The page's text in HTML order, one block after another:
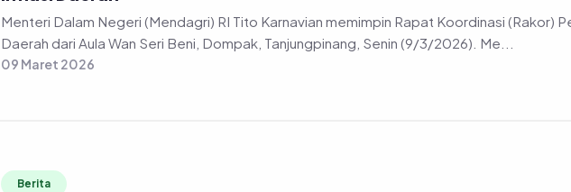
Menteri Dalam Negeri (Mendagri) RI Tito Karnavian memimpin Rapat Koordinasi (Rakor)
Daerah dari Aula Wan Seri Beni, Dompak, Tanjungpinang, Senin (9/3/2026). Me...
09 Maret 2026
Berita